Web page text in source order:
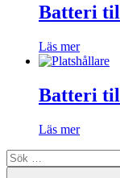
Batteri
Läs mer
Batteri
Läs mer
Sök
efter: